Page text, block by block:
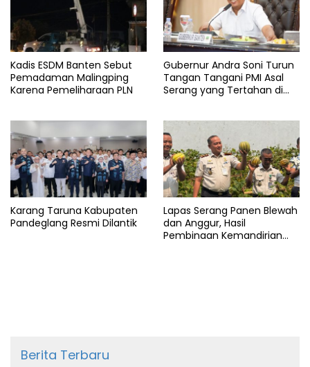
Kadis ESDM Banten Sebut
Pemadaman Malingping
Karena Pemeliharaan PLN
Gubernur Andra Soni Turun
Tangan Tangani PMI Asal
Serang yang Tertahan di
Karang Taruna Kabupaten
Pandeglang Resmi Dilantik
Lapas Serang Panen Blewah
dan Anggur, Hasil
Pembinaan Kemandirian
Berita Terbaru